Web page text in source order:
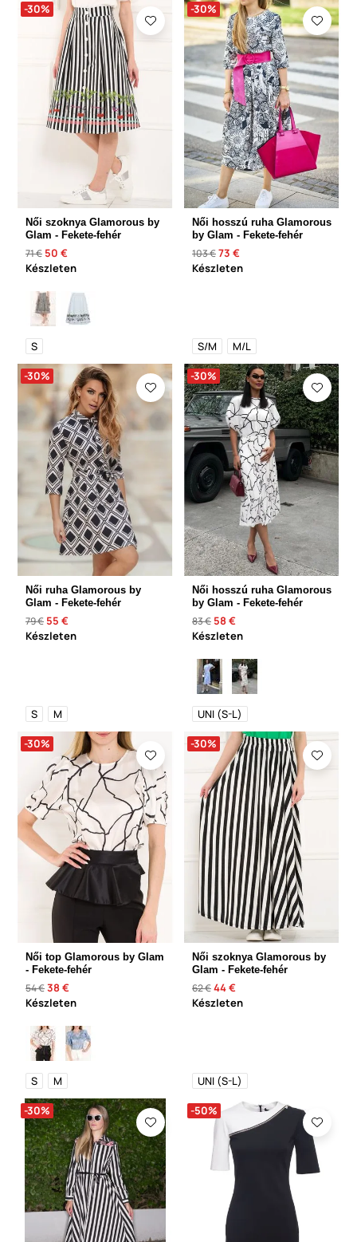
-30%
Női szoknya Glamorous by
Glam - Fekete-fehér
71 € 50 €
Készleten
S
-30%
Női hosszú ruha Glamorous
by Glam - Fekete-fehér
103 €73 €
Készleten
S/M M/L
-30%
Női ruha Glamorous by
Glam - Fekete-fehér
79 € 55 €
Készleten
S M
-30%
Női hosszú ruha Glamorous
by Glam - Fekete-fehér
83 € 58 €
Készleten
UNI (S-L)
-30%
Női top Glamorous by Glam
- Fekete-fehér
54 €38 €
Készleten
S M
-30%
Női szoknya Glamorous by
Glam - Fekete-fehér
62 €44 €
Készleten
UNI (S-L)
-30% -50%